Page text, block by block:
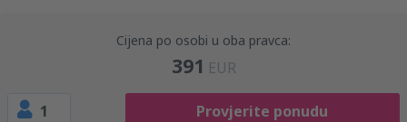
Cijena po osobi u oba pravca:
391 EUR
1 Provjerite ponudu